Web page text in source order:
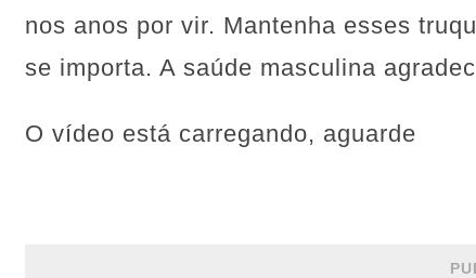
nos anos por vir. Mantenha esses
se importa. A saúde masculina
O vídeo está carregando, aguarde